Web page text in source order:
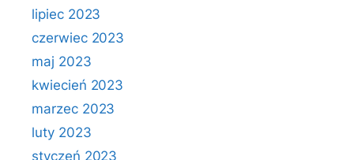
lipiec 2023
czerwiec 2023
maj 2023
kwiecień 2023
marzec 2023
luty 2023
styczeń 2023